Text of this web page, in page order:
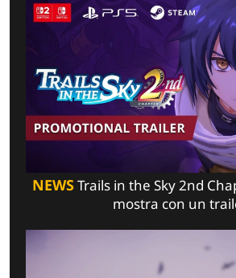
NEWSTrails in the Sky 2nd
mostra con un